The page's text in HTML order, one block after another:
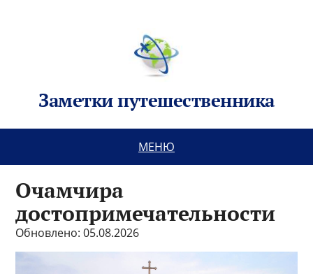
Заметки путешественника
МЕНЮ
Очамчира
достопримечательности
Обновлено: 05.08.2026